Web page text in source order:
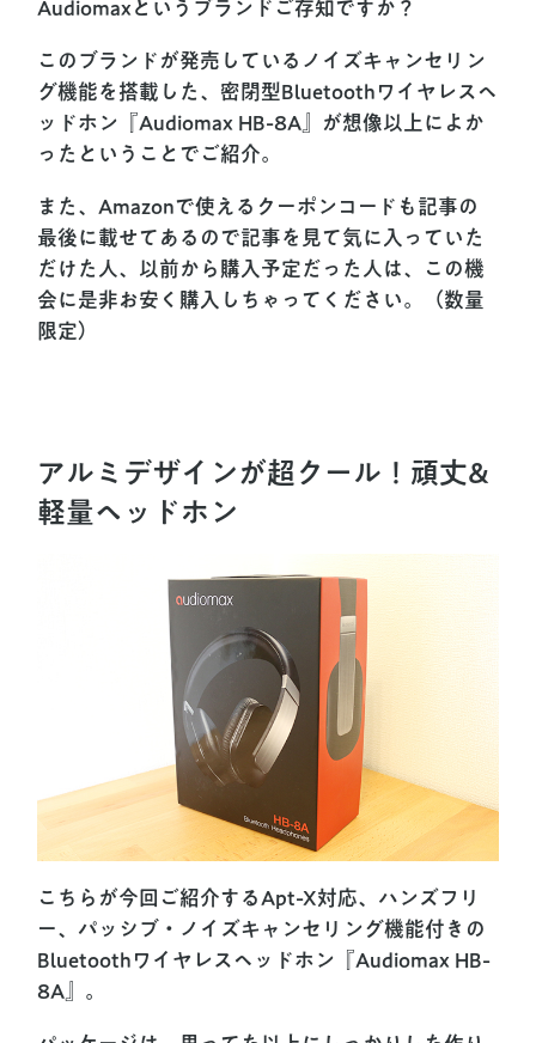
Audiomaxというブランドご存知ですか？
このブランドが発売しているノイズキャンセリン
グ機能を搭載した、密閉型Bluetoothワイヤレスヘ
ッドホン『Audiomax HB-8A』が想像以上によか
ったということでご紹介。
また、Amazonで使えるクーポンコードも記事の
最後に載せてあるので記事を見て気に入っていた
だけた人、以前から購入予定だった人は、この機
会に是非お安く購入しちゃってください。（数量
限定）
アルミデザインが超クール！頑丈&
軽量ヘッドホン
こちらが今回ご紹介するApt-X対応、ハンズフリ
ー、パッシブ・ノイズキャンセリング機能付きの
Bluetoothワイヤレスヘッドホン『Audiomax HB-
8A』。